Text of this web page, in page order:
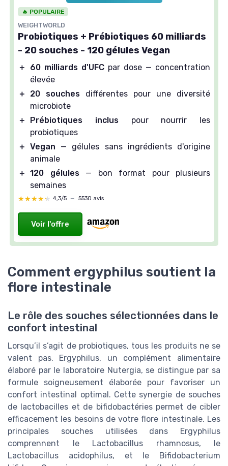
🔥 POPULAIRE
WEIGHTWORLD
Probiotiques + Prébiotiques 60 milliards
- 20 souches - 120 gélules Vegan
＋ 60 milliards d'UFC par dose — concentration
élevée
＋
20 souches différentes pour une diversité
microbiote
＋
Prébiotiques incluspour nourrir les
probiotiques
＋ Vegan — gélules sans ingrédients d'origine
animale
＋ 120 gélules— bon format pour plusieurs
semaines
★★★★★
★★★★★ 4,3/5 — 5530 avis
Voir l'offre
Comment ergyphilus soutient la
flore intestinale
Le rôle des souches sélectionnées dans le
confort intestinal
Lorsqu’il s’agit de probiotiques, tous les produits ne se
valent pas. Ergyphilus, un complément alimentaire
élaboré par le laboratoire Nutergia, se distingue par sa
formule soigneusement élaborée pour favoriser un
confort intestinal optimal. Cette synergie de souches
de lactobacilles et de bifidobactéries permet de cibler
efficacement les besoins de votre flore intestinale. Les
principales souches utilisées dans Ergyphilus
comprennent le Lactobacillus rhamnosus, le
Lactobacillus acidophilus, et le Bifidobacterium